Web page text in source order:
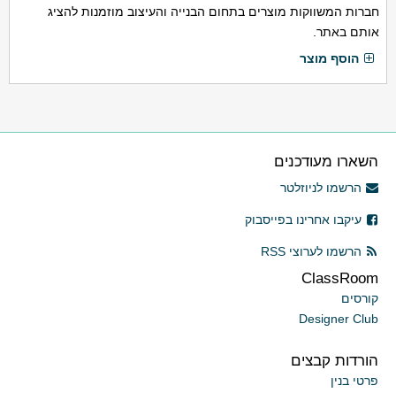
חברות המשווקות מוצרים בתחום הבנייה והעיצוב מוזמנות להציג
אותם באתר.
הוסף מוצר
השארו מעודכנים
הרשמו לניוזלטר
עיקבו אחרינו בפייסבוק
הרשמו לערוצי RSS
ClassRoom
קורסים
Designer Club
הורדות קבצים
פרטי בנין